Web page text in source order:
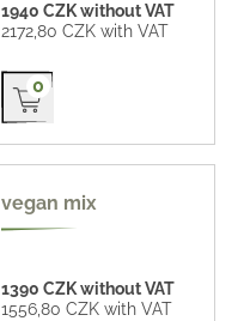
1940 CZK without VAT
2172,80 CZK with VAT
Přidat do košíku
0
vegan mix
1390 CZK without VAT
1556,80 CZK with VAT